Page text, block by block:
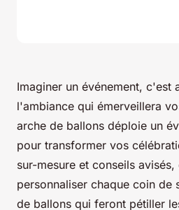
Imaginer un événement, c'est
l'ambiance qui émerveillera
arche de ballons déploie un
pour transformer vos
sur-mesure et conseils
personnaliser chaque coin de
de ballons qui feront pétiller